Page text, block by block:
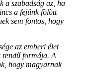
a szabadság az, ha
a fejünk fölött
sem fontos, hogy
az emberi élet
rendű formája. A
hogy magyarnak